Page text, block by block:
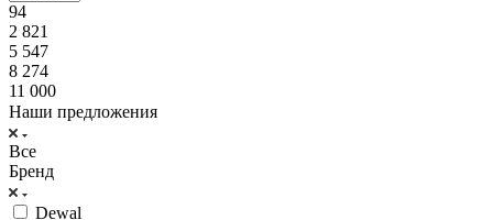
94
2 821
5 547
8 274
11 000
Наши предложения
Все
Бренд
Dewal